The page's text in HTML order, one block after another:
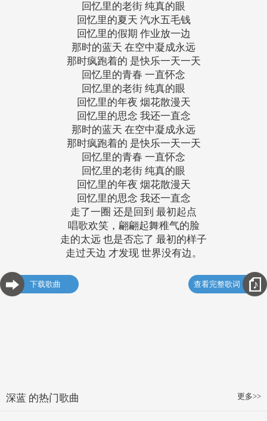
回忆里的老街 纯真的眼
回忆里的夏天 汽水五毛钱
回忆里的假期 作业放一边
那时的蓝天 在空中凝成永远
那时疯跑着的 是快乐一天一天
回忆里的青春 一直怀念
回忆里的老街 纯真的眼
回忆里的年夜 烟花散漫天
回忆里的思念 我还一直念
那时的蓝天 在空中凝成永远
那时疯跑着的 是快乐一天一天
回忆里的青春 一直怀念
回忆里的老街 纯真的眼
回忆里的年夜 烟花散漫天
回忆里的思念 我还一直念
走了一圈 还是回到 最初起点
唱歌欢笑，翩翩起舞稚气的脸
走的太远 也是否忘了 最初的样子
走过天边 才发现 世界没有边。
下载歌曲 查看完整歌词
更多>>
深蓝 的热门歌曲